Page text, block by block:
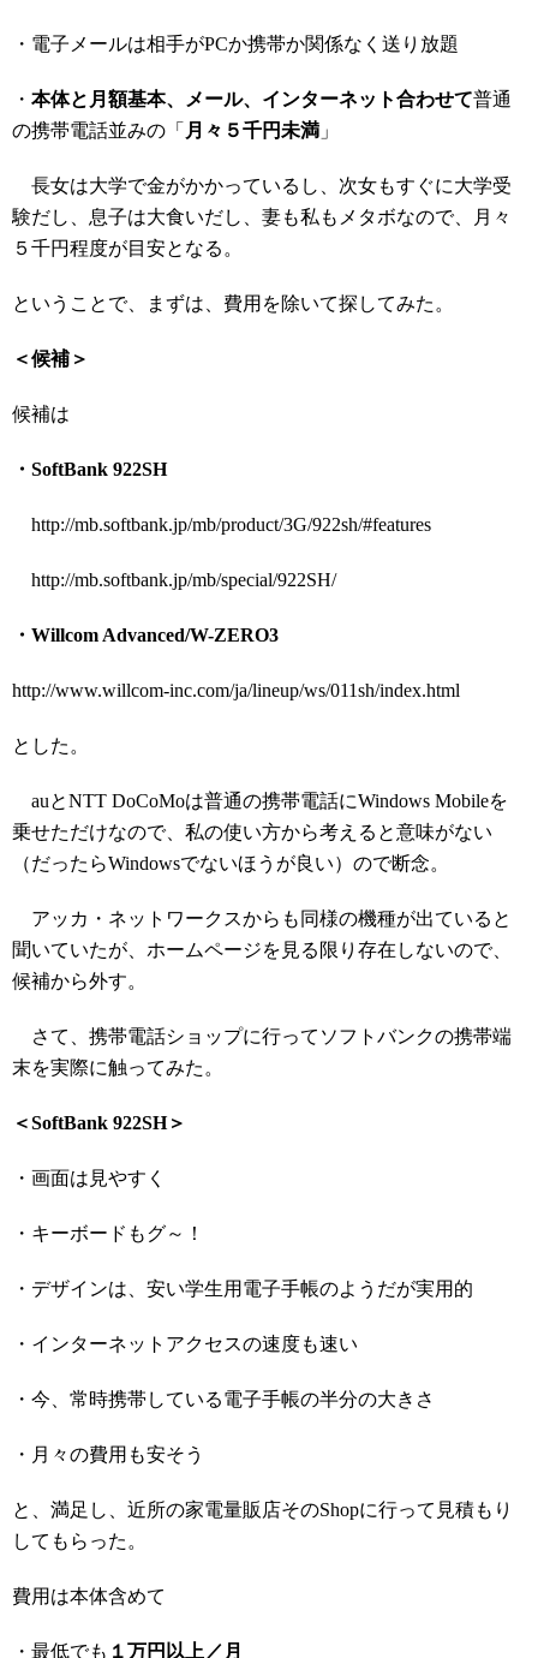
・電子メールは相手がPCか携帯か関係なく送り放題
・ 本体と月額基本、メール、インターネット合わせて普通
の携帯電話並みの「 月々５千円未満 」
長女は大学で金がかかっているし、次女もすぐに大学受
験だし、息子は大食いだし、妻も私もメタボなので、月々
５千円程度が目安となる。
ということで、まずは、費用を除いて探してみた。
＜候補＞
候補は
・SoftBank 922SH
http://mb.softbank.jp/mb/product/3G/922sh/#features
http://mb.softbank.jp/mb/special/922SH/
・Willcom Advanced/W-ZERO3
http://www.willcom-inc.com/ja/lineup/ws/011sh/index.html
とした。
auとNTT DoCoMoは普通の携帯電話にWindows Mobileを
乗せただけなので、私の使い方から考えると意味がない
（だったらWindowsでないほうが良い）ので断念。
アッカ・ネットワークスからも同様の機種が出ていると
聞いていたが、ホームページを見る限り存在しないので、
候補から外す。
さて、携帯電話ショップに行ってソフトバンクの携帯端
末を実際に触ってみた。
＜SoftBank 922SH＞
・画面は見やすく
・キーボードもグ～！
・デザインは、安い学生用電子手帳のようだが実用的
・インターネットアクセスの速度も速い
・今、常時携帯している電子手帳の半分の大きさ
・月々の費用も安そう
と、満足し、近所の家電量販店そのShopに行って見積もり
してもらった。
費用は本体含めて
・最低でも １万円以上／月